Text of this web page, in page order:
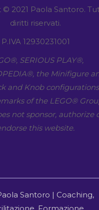
2021 Paola Santoro.
diritti riservati.
P.IVA 12930231001
SERIOUS PLAY​®,
the Minifigure
and Knob configurations
of the LEGO​®
not sponsor, authorize
this website.
Santoro | Coaching,